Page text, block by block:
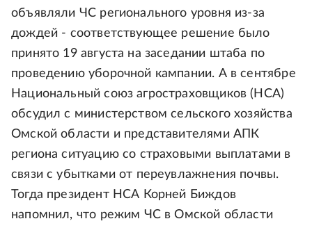
объявляли ЧС регионального уровня из-за
дождей - соответствующее решение было
принято 19 августа на заседании штаба по
проведению уборочной кампании. А в сентябре
Национальный союз агростраховщиков (НСА)
обсудил с министерством сельского хозяйства
Омской области и представителями АПК
региона ситуацию со страховыми выплатами в
связи с убытками от переувлажнения почвы.
Тогда президент НСА Корней Биждов
напомнил, что режим ЧС в Омской области